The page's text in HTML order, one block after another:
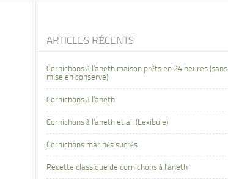
ARTICLES RÉCENTS
Cornichons à l’aneth maison prêts en 24 heures (sans
mise en conserve)
Cornichons à l’aneth
Cornichons à l’aneth et ail (Lexibule)
Cornichons marinés sucrés
Recette classique de cornichons à l’aneth